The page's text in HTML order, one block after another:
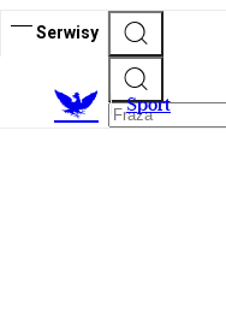
Serwisy
Sport